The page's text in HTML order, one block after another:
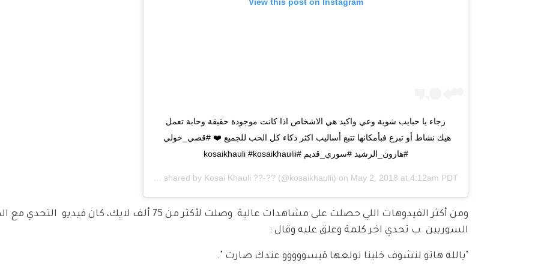
رجاء يا حبايب شوية وعي واكيد هي الاشخاص اذا كانت موجودة حقيقة وحابة تعمل
هيك نشاط أو تبرع فبأمكانها تتبع أساليب اكثر ذكاء كل الحب للجميع ❤️ #قصي_خولي
#هارون_الرشيد #سوري_قديم #kosaikhauli #kosaikhaulii
Kosai Khauli ??-?? (@kosaikhaulii) on May 2, 2018 at 4:12am PDT
ومن أكثر الفيدوهات اللي حصلت على مشاهدات عالية  وصلت لأكتر من 75 ألف لايك، كان فيديو
السوريين  ب تحدي اخر كلمة وعلق عليه وقال :
"يالله هاتو لنشوف خلينا نولعها قيسووووو عندك صارت ".